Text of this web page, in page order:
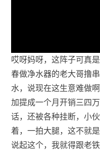
哎呀妈呀，这阵子可真
春做净水器的老大哥撸
水，说现在这生意难做
加提成一个月开销三四
话，还被各种挂断，小
着，一拍大腿，这不就
说起这个，我就得跟老